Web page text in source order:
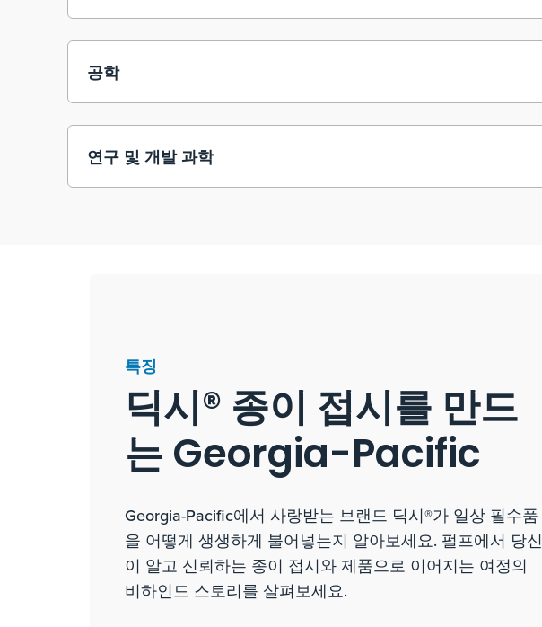
공학
연구 및 개발 과학
특징
딕시® 종이 접시를 만드
는 Georgia-Pacific
Georgia-Pacific에서 사랑받는 브랜드 딕시®가 일상 필수품
을 어떻게 생생하게 불어넣는지 알아보세요. 펄프에서 당신
이 알고 신뢰하는 종이 접시와 제품으로 이어지는 여정의
비하인드 스토리를 살펴보세요.